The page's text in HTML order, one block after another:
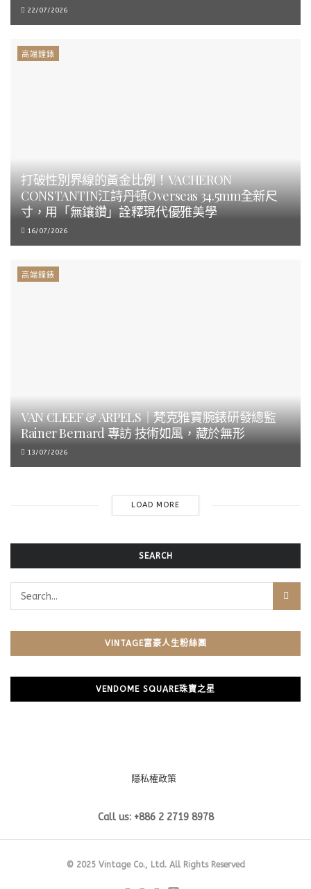
22/07/2026
高端鐘錶
打破性別界線的黃金比例！VACHERON
CONSTANTIN江詩丹頓Overseas 34.5mm全新尺
寸，用「無鑲鑽」詮釋現代優雅美學
16/07/2026
高端鐘錶
VAN CLEEF & ARPELS｜梵克雅寶腕錶研發總監
Rainer Bernard 專訪 技術如風，藏於無形
13/07/2026
LOAD MORE
SEARCH
VINTAGE富豪人生粉絲團
VENDOME SQUARE珠寶之星
隱私權政策
Call us: +886 2 2719 8978
© 2025 Vintage Co., Ltd. All Rights Reserved